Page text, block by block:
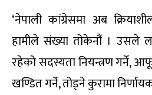
‘नेपाली कांग्रेसमा अब
हामीले संख्या तोकेनौं । उसले
रहेको सदस्यता नियन्त्रण गर्ने,
खण्डित गर्ने, तोड्ने कुरामा